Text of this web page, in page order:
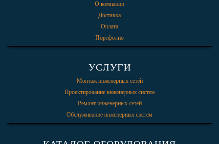
О компании
Доставка
Оплата
Портфолио
УСЛУГИ
Монтаж инженерных сетей
Проектирование инженерных систем
Ремонт инженерных сетей
Обслуживание инженерных систем